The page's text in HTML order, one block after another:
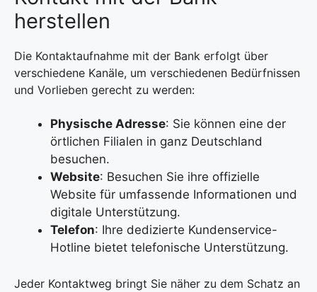
herstellen
Die Kontaktaufnahme mit der Bank erfolgt über
verschiedene Kanäle, um verschiedenen Bedürfnissen
und Vorlieben gerecht zu werden:
Physische Adresse: Sie können eine der
örtlichen Filialen in ganz Deutschland
besuchen.
Website: Besuchen Sie ihre offizielle
Website für umfassende Informationen und
digitale Unterstützung.
Telefon: Ihre dedizierte Kundenservice-
Hotline bietet telefonische Unterstützung.
Jeder Kontaktweg bringt Sie näher zu dem Schatz an